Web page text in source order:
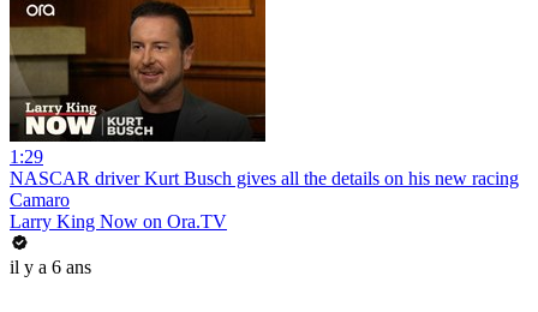
1:29
NASCAR driver Kurt Busch gives all the details on his new racing
Camaro
Larry King Now on Ora.TV
il y a 6 ans